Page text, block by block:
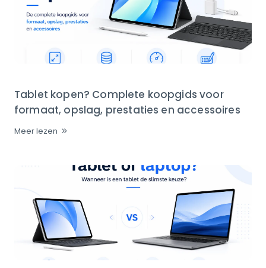
Tablet kopen? Complete koopgids voor
formaat, opslag, prestaties en accessoires
Meer lezen